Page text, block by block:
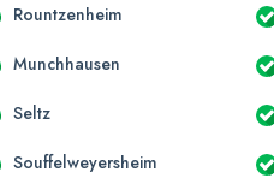
Rountzenheim
Munchhausen
Seltz
Souffelweyersheim